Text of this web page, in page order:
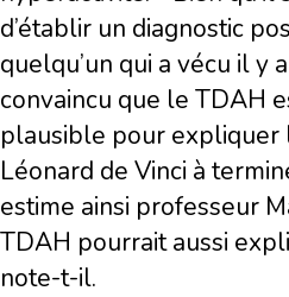
d’établir un diagnostic
quelqu’un qui a vécu il y
convaincu que le TDAH
plausible pour expliquer
Léonard de Vinci à
estime ainsi professeur
TDAH pourrait aussi
note-t-il.